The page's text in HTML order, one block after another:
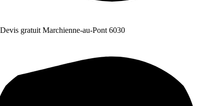
Devis gratuit Marchienne-au-Pont 6030